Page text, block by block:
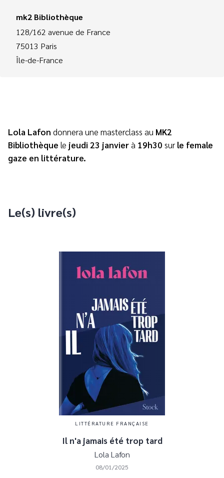
mk2 Bibliothèque
128/162 avenue de France
75013 Paris
Île-de-France
Lola Lafon donnera une masterclass au MK2
Bibliothèque le jeudi 23 janvierà 19h30 sur le female
gaze en littérature.
Le(s) livre(s)
LITTÉRATURE FRANÇAISE
Il n'a jamais été trop tard
Lola Lafon
08/01/2025